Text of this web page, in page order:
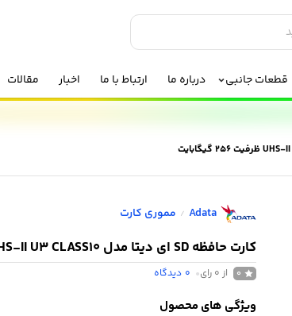
قطعات جانبی درباره ما ارتباط با ما اخبار مقالات
Adata
/ مموری کارت
کارت حافظه‌ SD ای دیتا مدل UHS-II U3 CLASS10 ظرفیت 256 گیگابایت
0 از 0 رای 0 دیدگاه
ویژگی های محصول